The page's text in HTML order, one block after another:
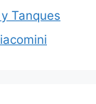
Tanques